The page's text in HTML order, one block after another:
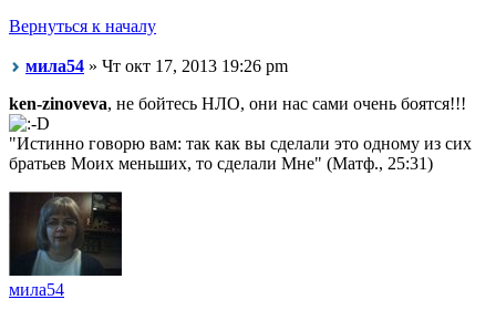
Вернуться к началу
мила54 » Чт окт 17, 2013 19:26 pm
ken-zinoveva, не бойтесь НЛО, они нас сами очень боятся!!!
"Истинно говорю вам: так как вы сделали это одному из сих
братьев Моих меньших, то сделали Мне" (Матф., 25:31)
мила54